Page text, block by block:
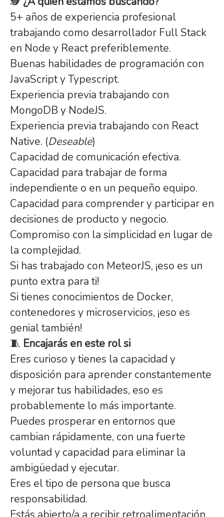
5+ años de experiencia profesional
trabajando como desarrollador Full Stack
en Node y React preferiblemente.
Buenas habilidades de programación con
JavaScript y Typescript.
Experiencia previa trabajando con
MongoDB y NodeJS.
Experiencia previa trabajando con React
Native. (Deseable)
Capacidad de comunicación efectiva.
Capacidad para trabajar de forma
independiente o en un pequeño equipo.
Capacidad para comprender y participar en
decisiones de producto y negocio.
Compromiso con la simplicidad en lugar de
la complejidad.
Si has trabajado con MeteorJS, ¡eso es un
punto extra para ti!
Si tienes conocimientos de Docker,
contenedores y microservicios, ¡eso es
genial también!
🧵 Encajarás en este rol si
Eres curioso y tienes la capacidad y
disposición para aprender constantemente
y mejorar tus habilidades, eso es
probablemente lo más importante.
Puedes prosperar en entornos que
cambian rápidamente, con una fuerte
voluntad y capacidad para eliminar la
ambigüedad y ejecutar.
Eres el tipo de persona que busca
responsabilidad.